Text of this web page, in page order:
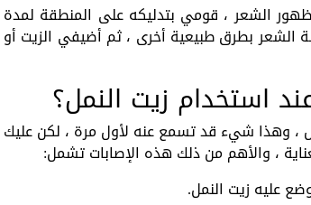
الشعر ، قومي بتدليكه على المنطقة لمدة
الشعر بطرق طبيعية أخرى ، ثم أضيفي الزيت أو
استخدام زيت النمل؟
، وهذا شيء قد تسمع عنه لأول مرة ، لكن عليك
، والأهم من ذلك هذه الإصابات تشمل:
عليه زيت النمل.